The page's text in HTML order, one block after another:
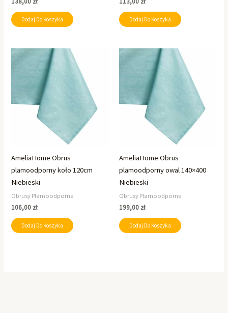
Dodaj Do Koszyka Dodaj Do Koszyka
AmeliaHome Obrus
plamoodporny koło 120cm
Niebieski
Obrusy Plamoodporne
106,00 zł
Dodaj Do Koszyka
AmeliaHome Obrus
plamoodporny owal 140×400
Niebieski
Obrusy Plamoodporne
199,00 zł
Dodaj Do Koszyka